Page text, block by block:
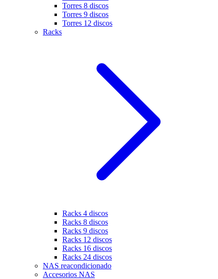
Torres 8 discos
Torres 9 discos
Torres 12 discos
Racks
Racks 4 discos
Racks 8 discos
Racks 9 discos
Racks 12 discos
Racks 16 discos
Racks 24 discos
NAS reacondicionado
Accesorios NAS